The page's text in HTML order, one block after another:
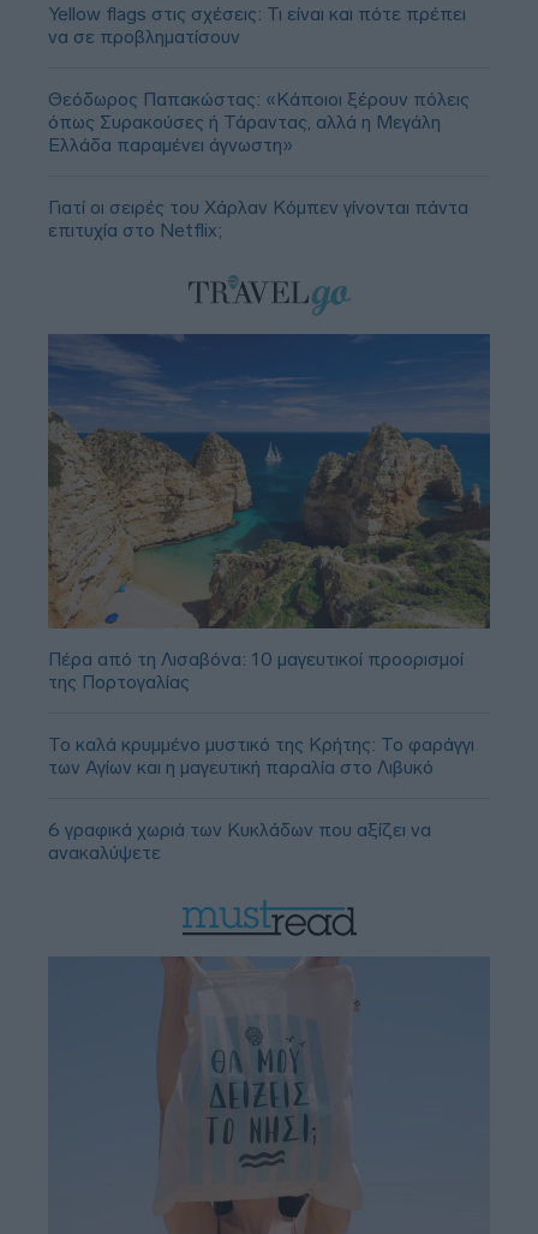
Yellow flags στις σχέσεις: Τι είναι και πότε πρέπει
να σε προβληματίσουν
Θεόδωρος Παπακώστας: «Κάποιοι ξέρουν πόλεις
όπως Συρακούσες ή Τάραντας, αλλά η Μεγάλη
Ελλάδα παραμένει άγνωστη»
Γιατί οι σειρές του Χάρλαν Κόμπεν γίνονται πάντα
επιτυχία στο Netflix;
Πέρα από τη Λισαβόνα: 10 μαγευτικοί προορισμοί
της Πορτογαλίας
Το καλά κρυμμένο μυστικό της Κρήτης: Το φαράγγι
των Αγίων και η μαγευτική παραλία στο Λιβυκό
6 γραφικά χωριά των Κυκλάδων που αξίζει να
ανακαλύψετε